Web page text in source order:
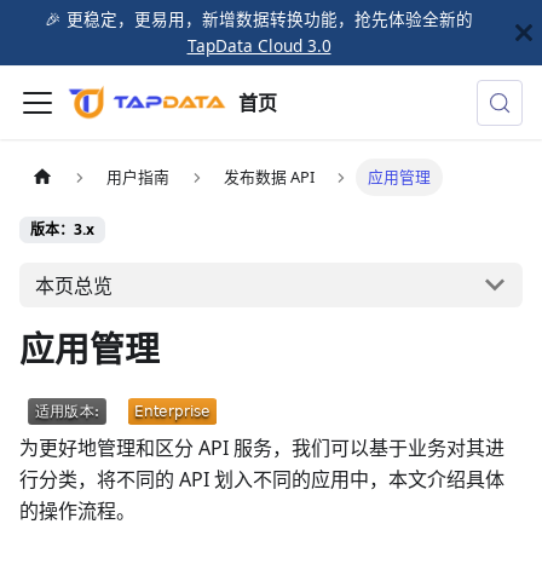
🎉️ 更稳定，更易用，新增数据转换功能，抢先体验全新的
TapData Cloud 3.0
首页
用户指南 发布数据 API 应用管理
版本：3.x
本页总览
应用管理
为更好地管理和区分 API 服务，我们可以基于业务对其进
行分类，将不同的 API 划入不同的应用中，本文介绍具体
的操作流程。